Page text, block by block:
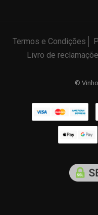
Termos e Condições
Livro de
©